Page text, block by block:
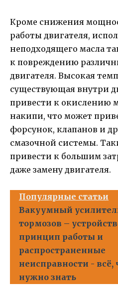
Кроме снижения
работы двигателя,
неподходящего масла
к повреждению
двигателя. Высокая
существующая внутри
привести к окислению
накипи, что может
форсунок, клапанов и
смазочной системы.
привести к большим
даже замену двигателя.
Популярные статьи
Вакуумный
тормозов –
принцип работы и
распространенные
неисправности - всё,
нужно знать